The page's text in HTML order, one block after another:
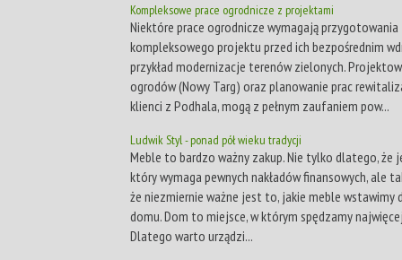
Kompleksowe prace ogrodnicze z projektami
Niektóre prace ogrodnicze wymagają przygotowania
kompleksowego projektu przed ich bezpośrednim
przykład modernizacje terenów zielonych.
ogrodów (Nowy Targ) oraz planowanie prac
klienci z Podhala, mogą z pełnym zaufaniem pow...
Ludwik Styl - ponad pół wieku tradycji
Meble to bardzo ważny zakup. Nie tylko dlatego, że
który wymaga pewnych nakładów finansowych, ale
że niezmiernie ważne jest to, jakie meble wstawimy
domu. Dom to miejsce, w którym spędzamy
Dlatego warto urządzi...